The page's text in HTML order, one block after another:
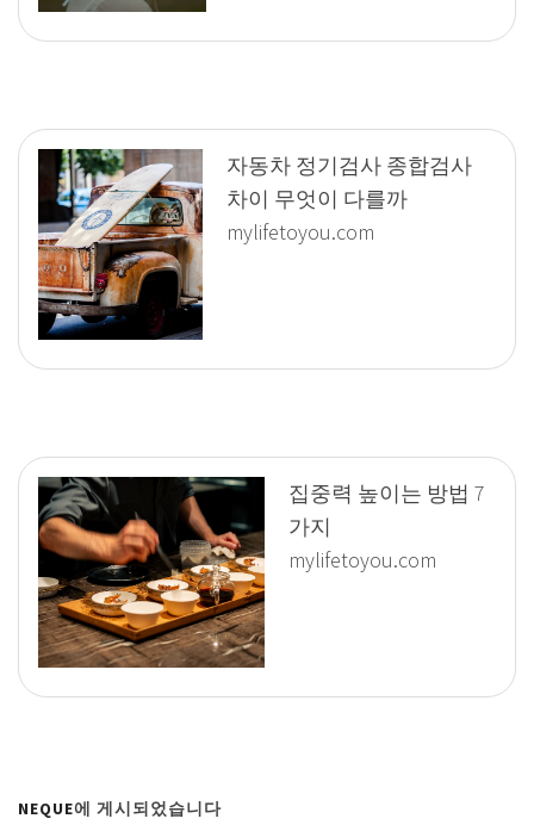
자동차 정기검사 종합검사
차이 무엇이 다를까
mylifetoyou.com
집중력 높이는 방법 7
가지
mylifetoyou.com
NEQUE에 게시되었습니다